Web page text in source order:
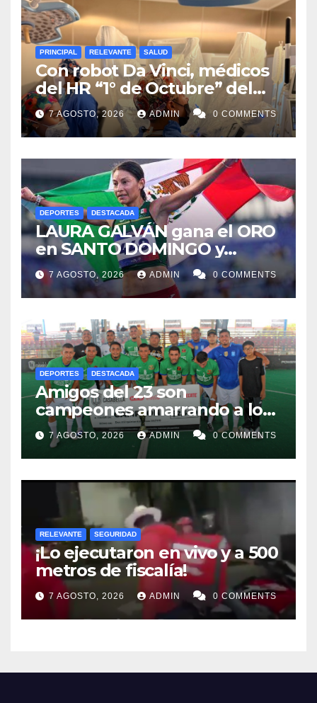
PRINCIPAL RELEVANTE SALUD
Con robot Da Vinci, médicos
del HR “1° de Octubre” del
ISSSTE retiran tumor renal a
paciente de 72 años
7 AGOSTO, 2026 ADMIN 0 COMMENTS
DEPORTES DESTACADA
LAURA GALVÁN gana el ORO
en SANTO DOMINGO y
dedica Medalla a sus padres
fallecidos
7 AGOSTO, 2026 ADMIN 0 COMMENTS
DEPORTES DESTACADA
Amigos del 23 son
campeones amarrando a los
“Perros Bravos”
7 AGOSTO, 2026 ADMIN 0 COMMENTS
RELEVANTE SEGURIDAD
¡Lo ejecutaron en vivo y a 500
metros de fiscalía!
7 AGOSTO, 2026 ADMIN 0 COMMENTS